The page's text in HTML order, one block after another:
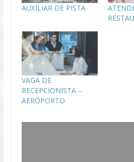
AUXILIAR DE PISTA
VAGA DE
RECEPCIONISTA –
AEROPORTO